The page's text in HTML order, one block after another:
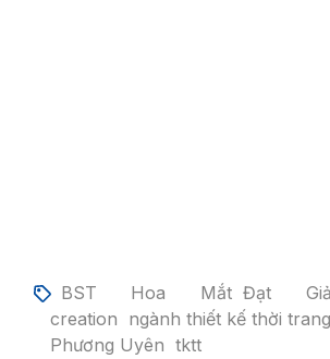
BST Hoa Mắt Đạt
creation ngành thiết kế thời trang
Phương Uyên tktt